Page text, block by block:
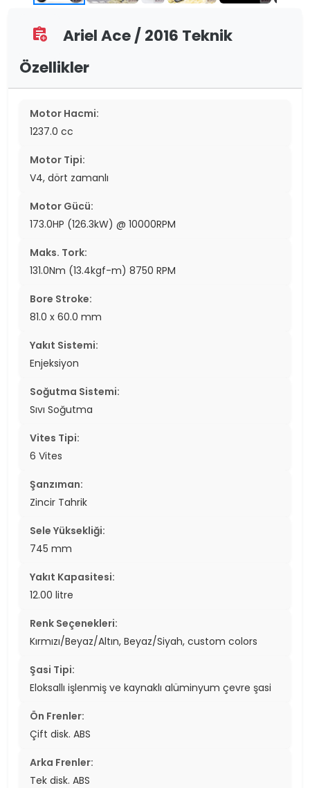
assignment_add
Ariel Ace / 2016 Teknik
Özellikler
Motor Hacmi:
1237.0 cc
Motor Tipi:
V4, dört zamanlı
Motor Gücü:
173.0HP (126.3kW) @ 10000RPM
Maks. Tork:
131.0Nm (13.4kgf-m) 8750 RPM
Bore Stroke:
81.0 x 60.0 mm
Yakıt Sistemi:
Enjeksiyon
Soğutma Sistemi:
Sıvı Soğutma
Vites Tipi:
6 Vites
Şanzıman:
Zincir Tahrik
Sele Yüksekliği:
745 mm
Yakıt Kapasitesi:
12.00 litre
Renk Seçenekleri:
Kırmızı/Beyaz/Altın, Beyaz/Siyah, custom colors
Şasi Tipi:
Eloksallı işlenmiş ve kaynaklı alüminyum çevre şasi
Ön Frenler:
Çift disk. ABS
Arka Frenler:
Tek disk. ABS